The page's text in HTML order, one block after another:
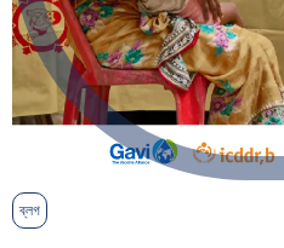
ব্লগ